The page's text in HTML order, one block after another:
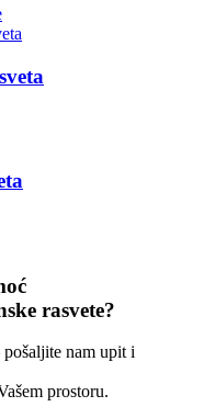
rasvete?
nam upit i
prostoru.